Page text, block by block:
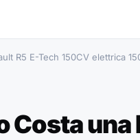
R5 E-Tech 150CV elettrica
Costa una